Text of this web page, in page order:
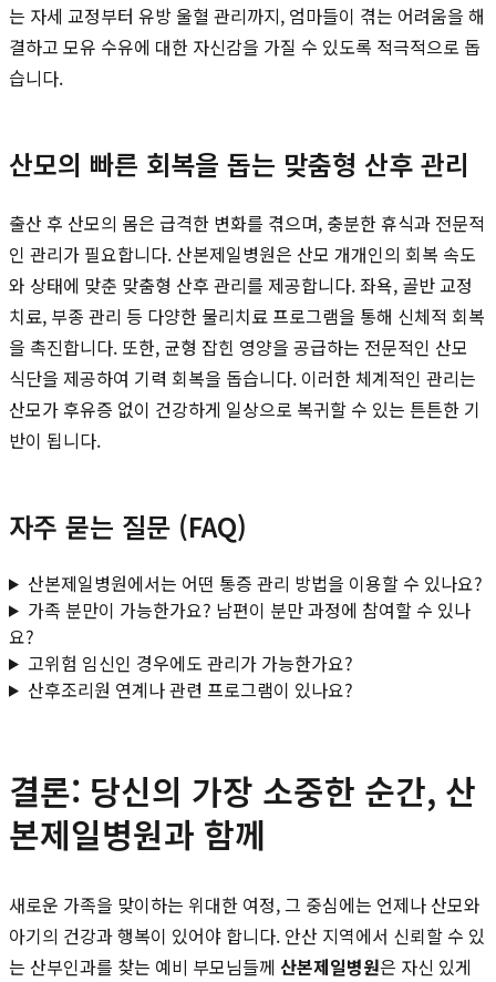
는 자세 교정부터 유방 울혈 관리까지, 엄마들이 겪는 어려움을 해
결하고 모유 수유에 대한 자신감을 가질 수 있도록 적극적으로 돕
습니다.
산모의 빠른 회복을 돕는 맞춤형 산후 관리
출산 후 산모의 몸은 급격한 변화를 겪으며, 충분한 휴식과 전문적
인 관리가 필요합니다. 산본제일병원은 산모 개개인의 회복 속도
와 상태에 맞춘 맞춤형 산후 관리를 제공합니다. 좌욕, 골반 교정
치료, 부종 관리 등 다양한 물리치료 프로그램을 통해 신체적 회복
을 촉진합니다. 또한, 균형 잡힌 영양을 공급하는 전문적인 산모
식단을 제공하여 기력 회복을 돕습니다. 이러한 체계적인 관리는
산모가 후유증 없이 건강하게 일상으로 복귀할 수 있는 튼튼한 기
반이 됩니다.
자주 묻는 질문 (FAQ)
산본제일병원에서는 어떤 통증 관리 방법을 이용할 수 있나요?
가족 분만이 가능한가요? 남편이 분만 과정에 참여할 수 있나
요?
고위험 임신인 경우에도 관리가 가능한가요?
산후조리원 연계나 관련 프로그램이 있나요?
결론: 당신의 가장 소중한 순간, 산
본제일병원과 함께
새로운 가족을 맞이하는 위대한 여정, 그 중심에는 언제나 산모와
아기의 건강과 행복이 있어야 합니다. 안산 지역에서 신뢰할 수 있
는 산부인과를 찾는 예비 부모님들께 산본제일병원은 자신 있게